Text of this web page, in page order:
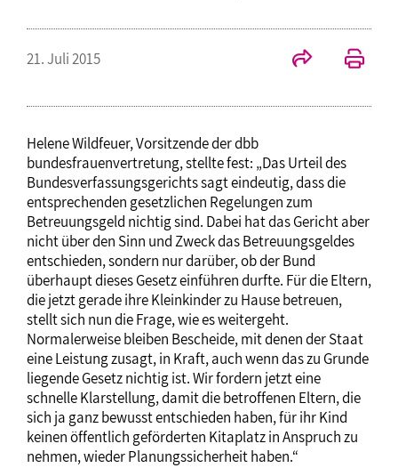
21. Juli 2015
Helene Wildfeuer, Vorsitzende der dbb
bundesfrauenvertretung, stellte fest: „Das Urteil des
Bundesverfassungsgerichts sagt eindeutig, dass die
entsprechenden gesetzlichen Regelungen zum
Betreuungsgeld nichtig sind. Dabei hat das Gericht aber
nicht über den Sinn und Zweck das Betreuungsgeldes
entschieden, sondern nur darüber, ob der Bund
überhaupt dieses Gesetz einführen durfte. Für die Eltern,
die jetzt gerade ihre Kleinkinder zu Hause betreuen,
stellt sich nun die Frage, wie es weitergeht.
Normalerweise bleiben Bescheide, mit denen der Staat
eine Leistung zusagt, in Kraft, auch wenn das zu Grunde
liegende Gesetz nichtig ist. Wir fordern jetzt eine
schnelle Klarstellung, damit die betroffenen Eltern, die
sich ja ganz bewusst entschieden haben, für ihr Kind
keinen öffentlich geförderten Kitaplatz in Anspruch zu
nehmen, wieder Planungssicherheit haben.“